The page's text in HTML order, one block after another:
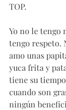
TOP.
Yo no le tengo
tengo respeto.
amo unas
yuca frita y
tiene su
cuando son
ningún